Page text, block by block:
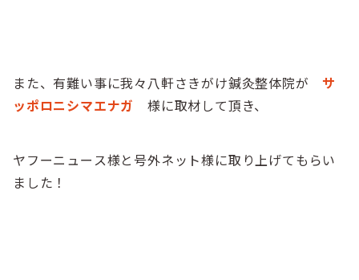
また、有難い事に我々八軒さきがけ鍼灸整体院が サ
ッポロニシマエナガ 様に取材して頂き、
ヤフーニュース様と号外ネット様に取り上げてもらい
ました！